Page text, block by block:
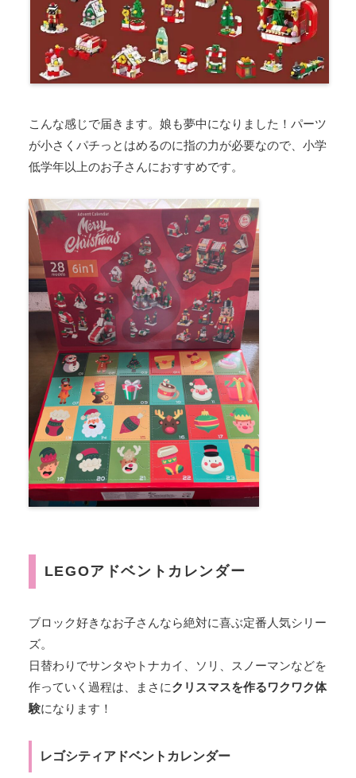
こんな感じで届きます。娘も夢中になりました！パーツ
が小さくパチっとはめるのに指の力が必要なので、小学
低学年以上のお子さんにおすすめです。
LEGOアドベントカレンダー
ブロック好きなお子さんなら絶対に喜ぶ定番人気シリー
ズ。
日替わりでサンタやトナカイ、ソリ、スノーマンなどを
作っていく過程は、まさにクリスマスを作るワクワク体
験になります！
レゴシティアドベントカレンダー